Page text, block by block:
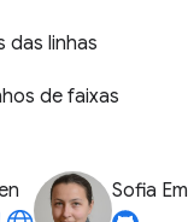
das linhas
de faixas
Sofia